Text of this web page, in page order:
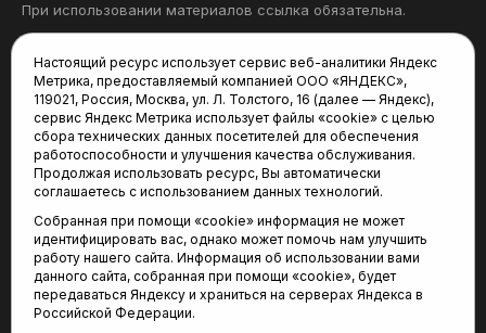
При использовании материалов ссылка обязательна.
Редакция:
625035, Тюмень, пр. Геологоразведчиков, 28А
(3452) 68-22-28
tum-arena@mail.ru
Отдел продаж:
(3452) 68-89-78
kotovaev@sibinformburo.ru
Настоящий ресурс использует сервис веб-аналитики Яндекс
Метрика, предоставляемый компанией ООО «ЯНДЕКС»,
119021, Россия, Москва, ул. Л. Толстого, 16 (далее — Яндекс),
сервис Яндекс Метрика использует файлы «cookie» с целью
сбора технических данных посетителей для обеспечения
работоспособности и улучшения качества обслуживания.
Продолжая использовать ресурс, Вы автоматически
соглашаетесь с использованием данных технологий.
Собранная при помощи «cookie» информация не может
идентифицировать вас, однако может помочь нам улучшить
работу нашего сайта. Информация об использовании вами
данного сайта, собранная при помощи «cookie», будет
передаваться Яндексу и храниться на серверах Яндекса в
Российской Федерации.